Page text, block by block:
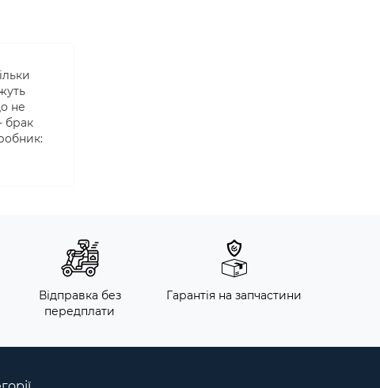
не
брак
Відправка без
передплати
Гарантія на запчастини